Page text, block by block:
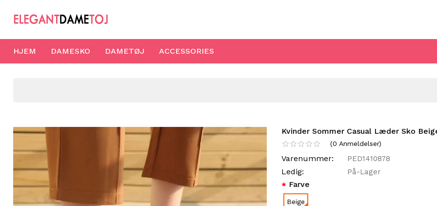
HJEM DAMESKO DAMETØJ ACCESSORIES
Kvinder Sommer Casual Læder Sko
(0 Anmeldelser)
Varenummer: PED1410878
Ledig: På-Lager
Farve
Beige